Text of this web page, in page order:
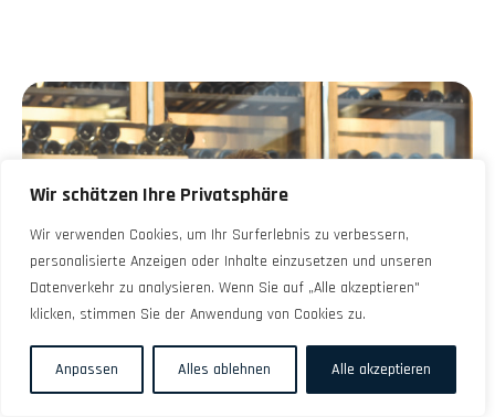
Wir schätzen Ihre Privatsphäre
Wir verwenden Cookies, um Ihr Surferlebnis zu verbessern,
personalisierte Anzeigen oder Inhalte einzusetzen und unseren
Datenverkehr zu analysieren. Wenn Sie auf „Alle akzeptieren"
klicken, stimmen Sie der Anwendung von Cookies zu.
Anpassen Alles ablehnen Alle akzeptieren